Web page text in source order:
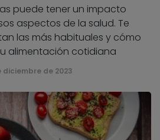
puede tener un impacto
aspectos de la salud. Te
las más habituales y cómo
alimentación cotidiana
diciembre de 2023